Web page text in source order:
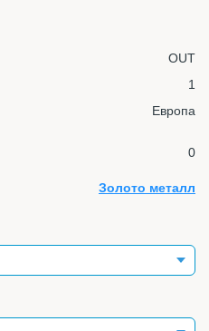
OUT
1
Европа
0
Золото металл